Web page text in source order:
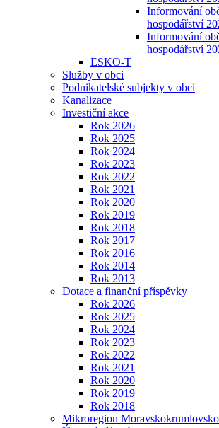
Informování
hospodářství
Informování
hospodářství
ESKO-T
Služby v obci
Podnikatelské subjekty v obci
Kanalizace
Investiční akce
Rok 2026
Rok 2025
Rok 2024
Rok 2023
Rok 2022
Rok 2021
Rok 2020
Rok 2019
Rok 2018
Rok 2017
Rok 2016
Rok 2014
Rok 2013
Dotace a finanční příspěvky
Rok 2026
Rok 2025
Rok 2024
Rok 2023
Rok 2022
Rok 2021
Rok 2020
Rok 2019
Rok 2018
Mikroregion Moravskokrumlovsko